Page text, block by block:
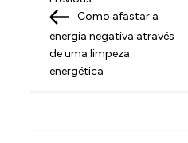
a
v
e
Post
Como afastar a
energia negativa através
de uma limpeza
energética